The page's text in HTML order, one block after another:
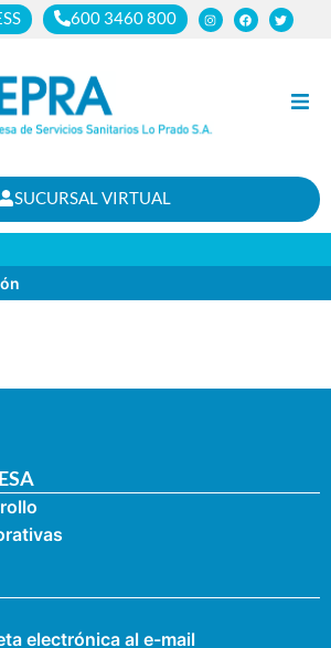
600 3460 800
Clientes
Cortes
Nosotros
SUCURSAL VIRTUAL
electrónica al e-mail